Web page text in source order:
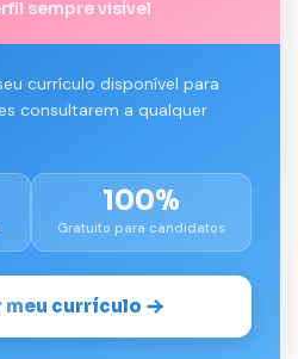
sempre visível
currículo disponível para
consultarem a qualquer
100%
Gratuito para candidatos
meu currículo